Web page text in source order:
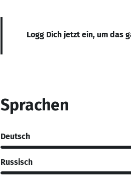
Logg Dich jetzt ein, um das
Sprachen
Deutsch
Russisch